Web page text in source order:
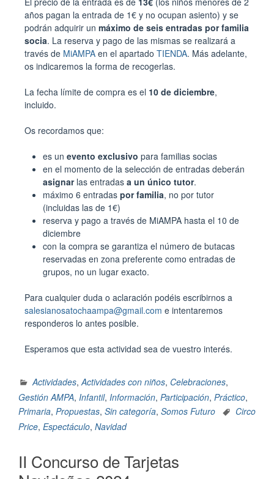
años pagan la entrada de 1€ y no ocupan asiento) y se
podrán adquirir un máximo de seis entradas por familia
socia. La reserva y pago de las mismas se realizará a
través de MiAMPA en el apartado TIENDA. Más adelante,
os indicaremos la forma de recogerlas.
La fecha límite de compra es el 10 de diciembre,
incluido.
Os recordamos que:
es un evento exclusivo para familias socias
en el momento de la selección de entradas deberán
asignarlas entradas a un único tutor.
máximo 6 entradas por familia, no por tutor
(incluidas las de 1€)
reserva y pago a través de MiAMPA hasta el 10 de
diciembre
con la compra se garantiza el número de butacas
reservadas en zona preferente como entradas de
grupos, no un lugar exacto.
Para cualquier duda o aclaración podéis escribirnos a
salesianosatochaampa@gmail.com e intentaremos
responderos lo antes posible.
Esperamos que esta actividad sea de vuestro interés.
Actividades, Actividades con niños, Celebraciones,
Gestión AMPA, Infantil, Información, Participación, Práctico,
Primaria, Propuestas, Sin categoría, Somos Futuro
Circo
Price, Espectáculo, Navidad
II Concurso de Tarjetas